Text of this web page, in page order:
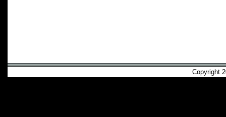
Copyright